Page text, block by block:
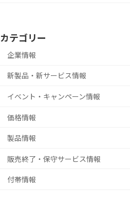
カテゴリー
企業情報
新製品・新サービス情報
イベント・キャンペーン情報
価格情報
製品情報
販売終了・保守サービス情報
付帯情報